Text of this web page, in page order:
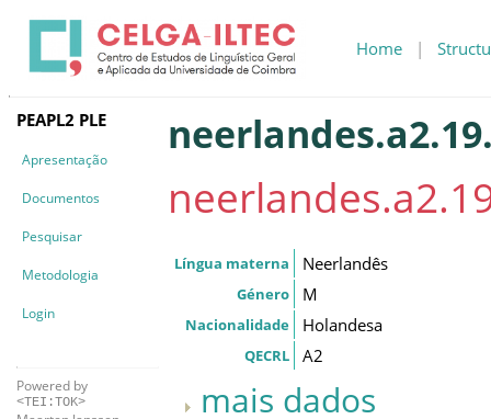
Home |
PEAPL2 PLE
Apresentação
Documentos
Pesquisar
Metodologia
Login
Powered by
<TEI:TOK>
Língua materna Neerlandês
Género M
Nacionalidade Holandesa
QECRL A2
mais dados